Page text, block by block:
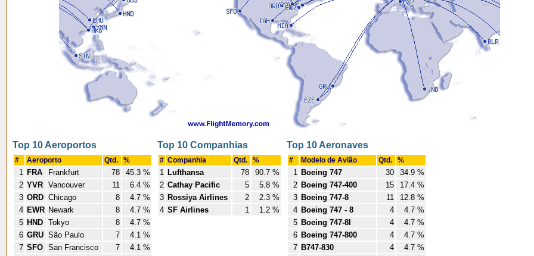
Top 10 Aeroportos
# Aeroporto Qtd. %
1 FRA Frankfurt 78
45.3 %
2 YVR Vancouver 11
6.4 %
3 ORD Chicago 8
4.7 %
4 EWR Newark 8
4.7 %
5 HND Tokyo 8
4.7 %
6 GRU São Paulo 7
4.1 %
7 SFO San Francisco 7
4.1 %
Top 10 Companhias
# Companhia Qtd. %
1 Lufthansa 78
90.7 %
2 Cathay Pacific 5
5.8 %
3 Rossiya Airlines 2
2.3 %
4 SF Airlines 1 1.2 %
Top 10 Aeronaves
# Modelo de Avião Qtd. %
1 Boeing 747 30
34.9 %
2 Boeing 747-400 15
17.4 %
3 Boeing 747-8 11
12.8 %
4 Boeing 747 - 8 4
4.7 %
5 Boeing 747-8I 4
4.7 %
6 Boeing 747-800 4
4.7 %
7 B747-830 4
4.7 %